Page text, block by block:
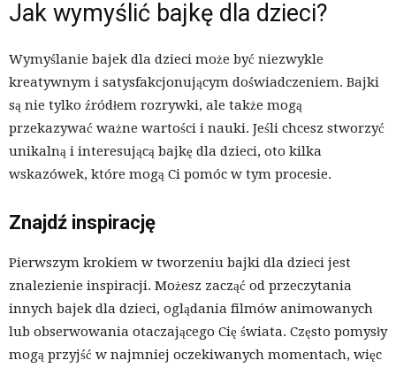
Jak wymyślić bajkę dla dzieci?
Wymyślanie bajek dla dzieci może być niezwykle
kreatywnym i satysfakcjonującym doświadczeniem. Bajki
są nie tylko źródłem rozrywki, ale także mogą
przekazywać ważne wartości i nauki. Jeśli chcesz stworzyć
unikalną i interesującą bajkę dla dzieci, oto kilka
wskazówek, które mogą Ci pomóc w tym procesie.
Znajdź inspirację
Pierwszym krokiem w tworzeniu bajki dla dzieci jest
znalezienie inspiracji. Możesz zacząć od przeczytania
innych bajek dla dzieci, oglądania filmów animowanych
lub obserwowania otaczającego Cię świata. Często pomysły
mogą przyjść w najmniej oczekiwanych momentach, więc